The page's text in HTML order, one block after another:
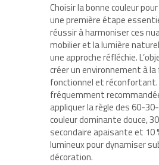
Choisir la bonne couleur
une première étape
réussir à harmoniser ces
mobilier et la lumière
une approche réfléchie.
créer un environnement à la
fonctionnel et réconfortant.
fréquemment
appliquer la règle des 60-30-
couleur dominante douce,
secondaire apaisante et 10
lumineux pour dynamiser
décoration.